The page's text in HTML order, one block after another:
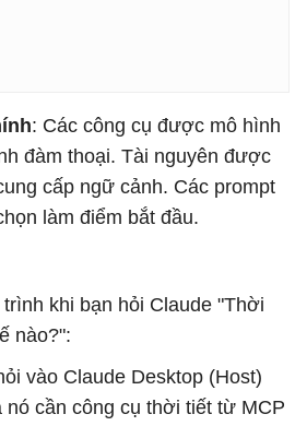
: Các công cụ được mô hình
đàm thoại. Tài nguyên được
cấp ngữ cảnh. Các prompt
làm điểm bắt đầu.
khi bạn hỏi Claude "Thời
nào?":
vào Claude Desktop (Host)
nó cần công cụ thời tiết từ MCP